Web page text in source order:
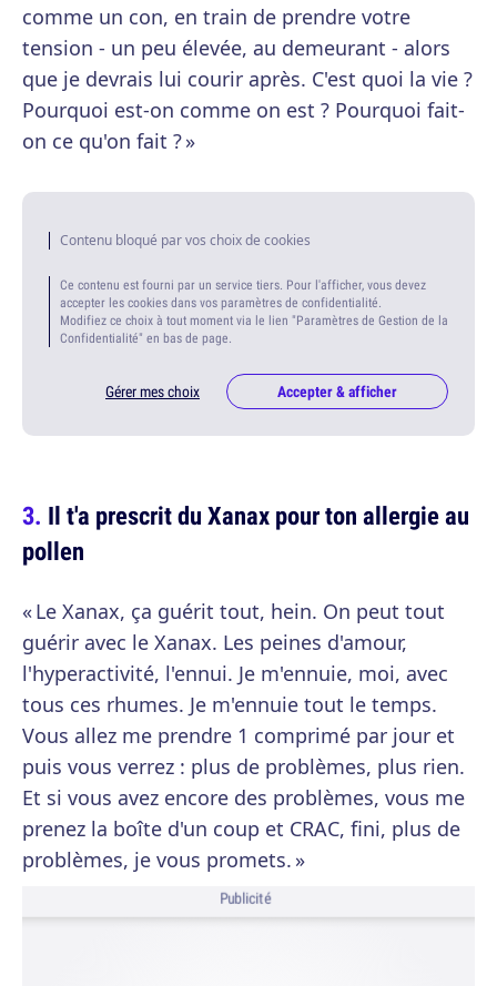
comme un con, en train de prendre votre
tension - un peu élevée, au demeurant - alors
que je devrais lui courir après. C'est quoi la vie ?
Pourquoi est-on comme on est ? Pourquoi fait-
on ce qu'on fait ? »
Contenu bloqué par vos choix de cookies
Ce contenu est fourni par un service tiers. Pour l'afficher, vous devez
accepter les cookies dans vos paramètres de confidentialité.
Modifiez ce choix à tout moment via le lien "Paramètres de Gestion de la
Confidentialité" en bas de page.
Gérer mes choix Accepter & afficher
Il t'a prescrit du Xanax pour ton allergie au
pollen
« Le Xanax, ça guérit tout, hein. On peut tout
guérir avec le Xanax. Les peines d'amour,
l'hyperactivité, l'ennui. Je m'ennuie, moi, avec
tous ces rhumes. Je m'ennuie tout le temps.
Vous allez me prendre 1 comprimé par jour et
puis vous verrez : plus de problèmes, plus rien.
Et si vous avez encore des problèmes, vous me
prenez la boîte d'un coup et CRAC, fini, plus de
problèmes, je vous promets. »
Publicité